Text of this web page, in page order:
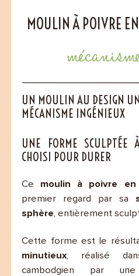
MOULIN À POIVRE
UN MOULIN AU DESIGN
MÉCANISME INGÉNIEUX
UNE FORME
CHOISI POUR DURER
Ce moulin à poivre en
premier regard par sa
sphère, entièrement
Cette forme est le
minutieux, réalisé
cambodgien par